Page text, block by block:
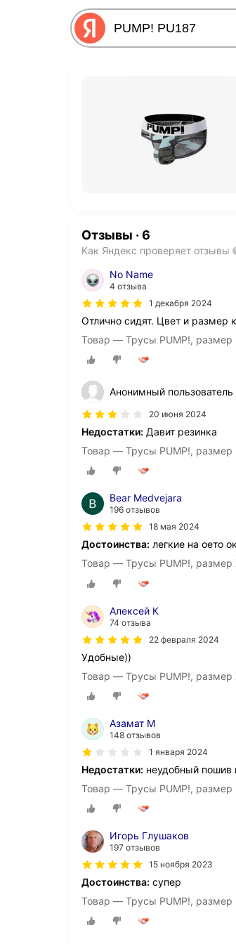
Отзывы · 6
Как Яндекс проверяет отзывы
No Name
4 отзыва
1 декабря 2024
Отлично сидят. Цвет и размер
Товар — Трусы PUMP!, размер
Анонимный пользователь
20 июня 2024
Недостатки: Давит резинка
Товар — Трусы PUMP!, размер
Bear Medvejara
196 отзывов
18 мая 2024
Достоинства: легкие на оето ок
Товар — Трусы PUMP!, размер
Алексей К
74 отзыва
22 февраля 2024
Удобные))
Товар — Трусы PUMP!, размер
Азамат М
148 отзывов
1 января 2024
Недостатки: неудобный
Товар — Трусы PUMP!, размер
Игорь Глушаков
197 отзывов
15 ноября 2023
Достоинства: супер
Товар — Трусы PUMP!, размер